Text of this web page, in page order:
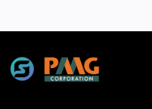
กรมพัฒนาธุรกิจการค้า กระทร
ประธานมอบประกาศนียบัตรแก่